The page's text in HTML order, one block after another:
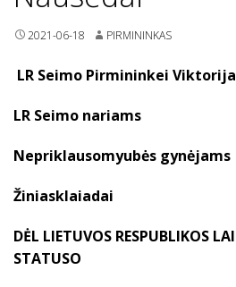
2021-06-18 PIRMININKAS
LR Seimo Pirmininkei
LR Seimo
Nepriklausomyubės gynėjams
Žiniasklaiadai
DĖL LIETUVOS RESPUBLIKOS
STATUSO